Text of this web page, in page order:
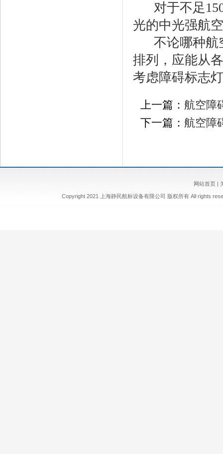
对于不足
光的中光强航
不论哪种航
排列，应能从
考虑障碍标志
上一篇： 航空障
下一篇： 航空障
网站首页|
Copyright 2021 上海静民航标设备有限公司 版权所有 All rights